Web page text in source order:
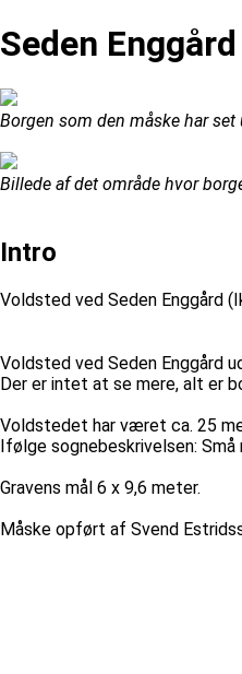
Seden Enggård
Borgen som den måske har set
Billede af det område hvor
Intro
Voldsted ved Seden Enggård
Voldsted ved Seden Enggård
Der er intet at se mere, alt er
Voldstedet har været ca. 25
Ifølge sognebeskrivelsen:
Gravens mål 6 x 9,6 meter.
Måske opført af Svend